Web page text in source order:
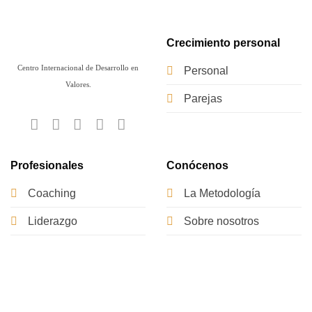
Centro Internacional de Desarrollo en
Valores.
Crecimiento personal
Personal
Parejas
Profesionales
Coaching
Liderazgo
Conócenos
La Metodología
Sobre nosotros